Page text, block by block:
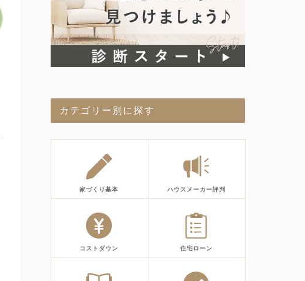
カテゴリー別に探す
家づくり基本 ハウスメーカー評判
コストダウン 住宅ローン